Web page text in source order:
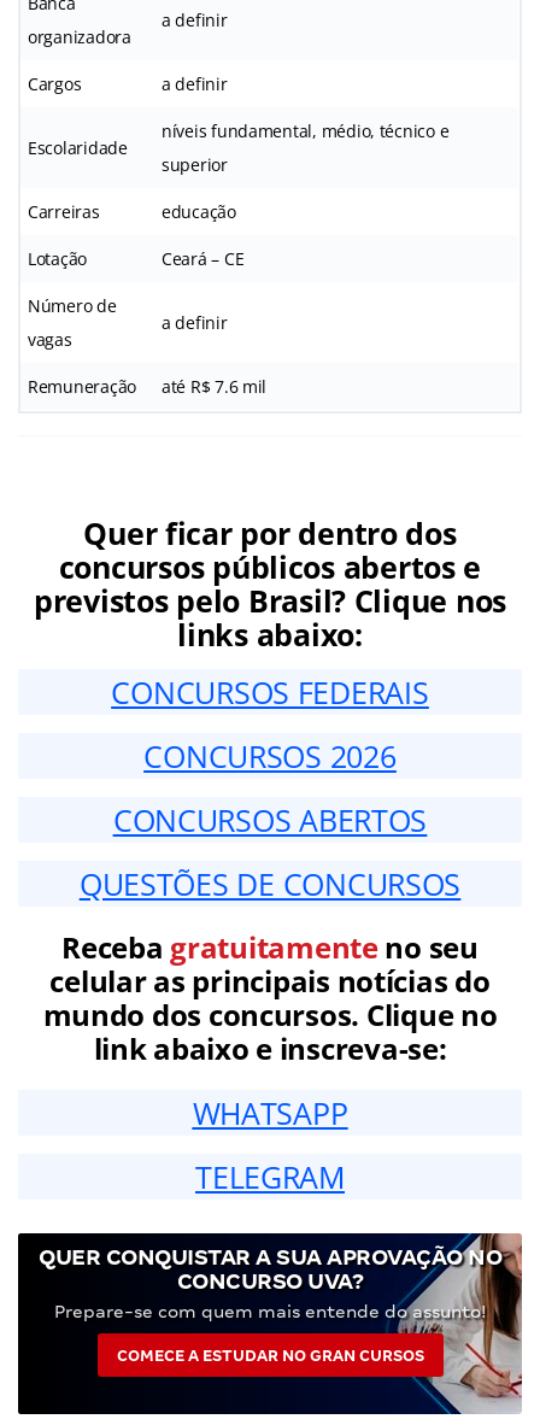
organizadora
a definir
Cargos a definir
Escolaridade
níveis fundamental, médio, técnico e
superior
Carreiras educação
Lotação Ceará – CE
Número de
vagas
a definir
Remuneração até R$ 7.6 mil
Quer ficar por dentro dos
concursos públicos abertos e
previstos pelo Brasil? Clique nos
links abaixo:
CONCURSOS FEDERAIS
CONCURSOS 2026
CONCURSOS ABERTOS
QUESTÕES DE CONCURSOS
Receba gratuitamenteno seu
celular as principais notícias do
mundo dos concursos. Clique no
link abaixo e inscreva-se:
WHATSAPP
TELEGRAM
QUER CONQUISTAR A SUA APROVAÇÃO NO
CONCURSO UVA?
Prepare-se com quem mais entende do assunto!
COMECE A ESTUDAR NO GRAN CURSOS